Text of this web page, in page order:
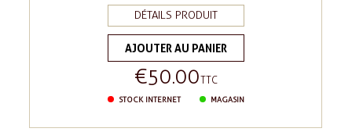
DÉTAILS PRODUIT
AJOUTER AU PANIER
Price
€50.00TTC
STOCK INTERNET MAGASIN